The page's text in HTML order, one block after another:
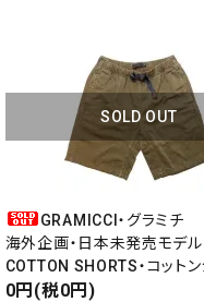
SOLD OUT
GRAMICCI・グラミチ
海外企画・日本未発売モデル
COTTON SHORTS・コット
G SHORTS
0円(税0円)